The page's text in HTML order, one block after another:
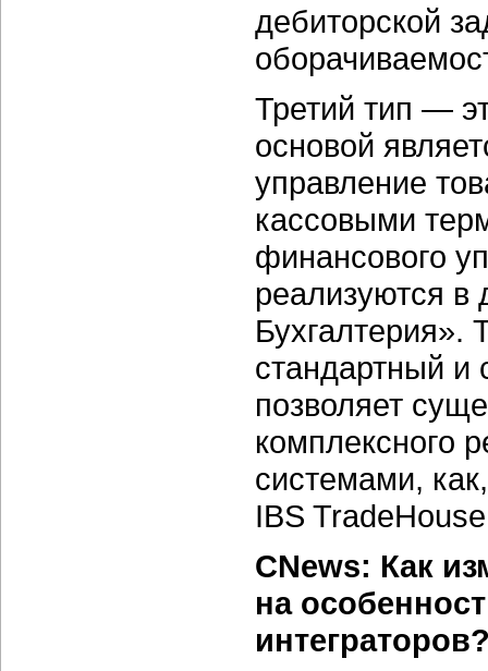
дебиторской
Третий тип —
основой
управление
кассовыми
финансового
реализуются в
Бухгалтерия».
стандартный и
позволяет
комплексного
системами,
IBS
CNews: Как
на